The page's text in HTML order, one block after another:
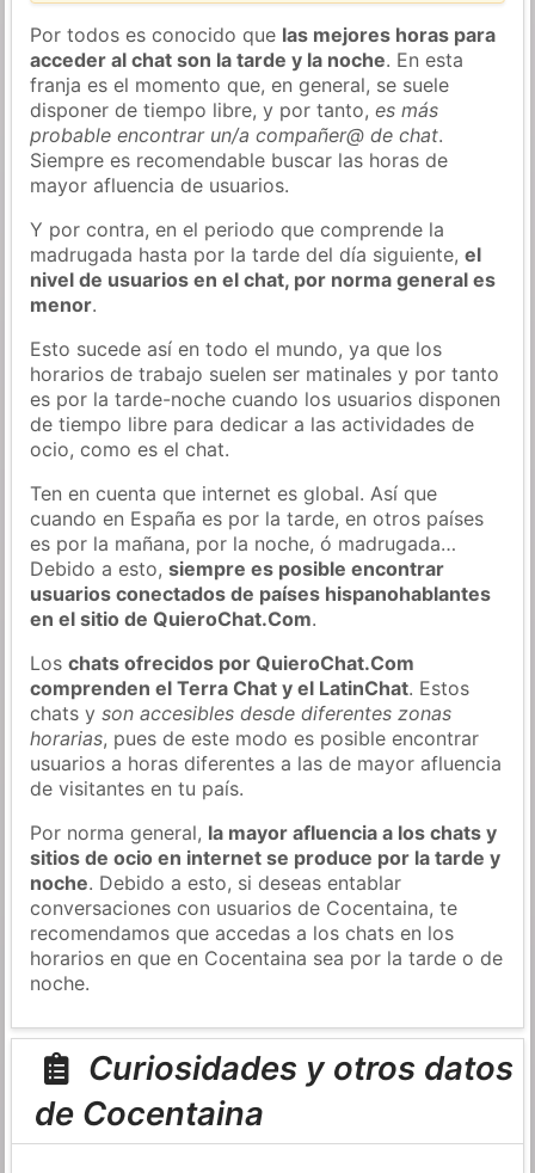
Por todos es conocido que las mejores horas para
acceder al chat son la tarde y la noche. En esta
franja es el momento que, en general, se suele
disponer de tiempo libre, y por tanto,es más
probable encontrar un/a compañer@ de chat.
Siempre es recomendable buscar las horas de
mayor afluencia de usuarios.
Y por contra, en el periodo que comprende la
madrugada hasta por la tarde del día siguiente,el
nivel de usuarios en el chat, por norma general es
menor.
Esto sucede así en todo el mundo, ya que los
horarios de trabajo suelen ser matinales y por tanto
es por la tarde-noche cuando los usuarios disponen
de tiempo libre para dedicar a las actividades de
ocio, como es el chat.
Ten en cuenta que internet es global. Así que
cuando en España es por la tarde, en otros países
es por la mañana, por la noche, ó madrugada…
Debido a esto,siempre es posible encontrar
usuarios conectados de países hispanohablantes
en el sitio de QuieroChat.Com.
Loschats ofrecidos por QuieroChat.Com
comprenden el Terra Chat y el LatinChat. Estos
chats yson accesibles desde diferentes zonas
horarias, pues de este modo es posible encontrar
usuarios a horas diferentes a las de mayor afluencia
de visitantes en tu país.
Por norma general, la mayor afluencia a los chats y
sitios de ocio en internet se produce por la tarde y
noche. Debido a esto, si deseas entablar
conversaciones con usuarios de Cocentaina, te
recomendamos que accedas a los chats en los
horarios en que en Cocentaina sea por la tarde o de
noche.
Curiosidades y otros datos
de Cocentaina